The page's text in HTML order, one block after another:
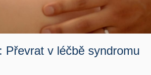
Převrat v léčbě syndromu